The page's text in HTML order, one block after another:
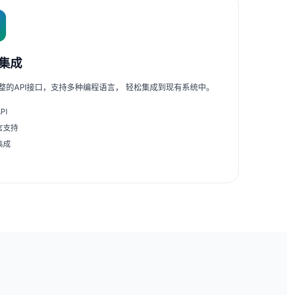
成
的API接口，支持多种编程语言， 轻松集成到现有系统中。
支持
成